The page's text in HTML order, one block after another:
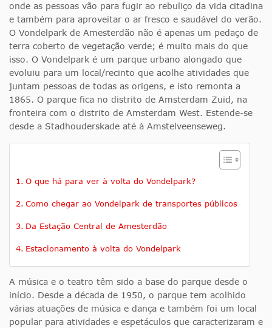
onde as pessoas vão para fugir ao rebuliço da vida citadina
e também para aproveitar o ar fresco e saudável do verão.
O Vondelpark de Amesterdão não é apenas um pedaço de
terra coberto de vegetação verde; é muito mais do que
isso. O Vondelpark é um parque urbano alongado que
evoluiu para um local/recinto que acolhe atividades que
juntam pessoas de todas as origens, e isto remonta a
1865. O parque fica no distrito de Amsterdam Zuid, na
fronteira com o distrito de Amsterdam West. Estende-se
desde a Stadhouderskade até à Amstelveenseweg.
O que há para ver à volta do Vondelpark?
Como chegar ao Vondelpark de transportes públicos
Da Estação Central de Amesterdão
Estacionamento à volta do Vondelpark
A música e o teatro têm sido a base do parque desde o
início. Desde a década de 1950, o parque tem acolhido
várias atuações de música e dança e também foi um local
popular para atividades e espetáculos que caracterizaram e